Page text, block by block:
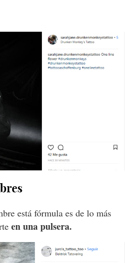
está fórmula es de lo más
en una pulsera.